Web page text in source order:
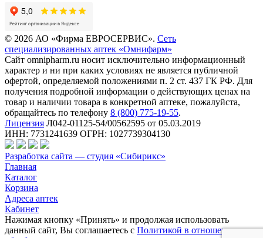
© 2026 АО «Фирма ЕВРОСЕРВИС». Сеть
специализированных аптек «Омнифарм»
Сайт omnipharm.ru носит исключительно информационный
характер и ни при каких условиях не является публичной
офертой, определяемой положениями п. 2 ст. 437 ГК РФ. Для
получения подробной информации о действующих ценах на
товар и наличии товара в конкретной аптеке, пожалуйста,
обращайтесь по телефону 8 (800) 775-19-55.
Лицензия Л042-01125-54/00562595 от 05.03.2019
ИНН: 7731241639 ОГРН: 1027739304130
Разработка сайта — студия «Сибирикс»
Главная
Каталог
Корзина
Адреса аптек
Кабинет
Нажимая кнопку «Принять» и продолжая использовать
данный сайт, Вы соглашаетесь с Политикой в отношении